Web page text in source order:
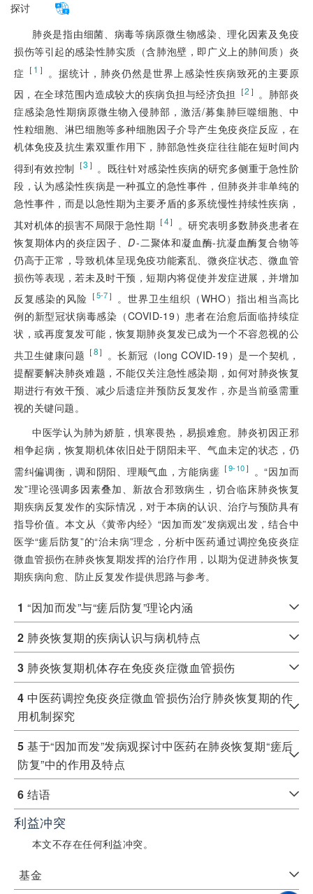
探讨
肺炎是指由细菌、病毒等病原微生物感染、理化因素及免疫
损伤等引起的感染性肺实质（含肺泡壁，即广义上的肺间质）炎
症 ［ 1 ］
。据统计，肺炎仍然是世界上感染性疾病致死的主要原
因，在全球范围内造成较大的疾病负担与经济负担
［2 ］ 。肺部炎
症感染急性期病原微生物入侵肺部，激活/募集肺巨噬细胞、中
性粒细胞、淋巴细胞等多种细胞因子介导产生免疫炎症反应，在
机体免疫及抗生素双重作用下，肺部急性炎症往往能在短时间内
得到有效控制 ［3 ］ 。既往针对感染性疾病的研究多侧重于急性阶
段，认为感染性疾病是一种孤立的急性事件，但肺炎并非单纯的
急性事件，而是以急性期为主要矛盾的多系统慢性持续性疾病，
其对机体的损害不局限于急性期 ［4］
。研究表明多数肺炎患者在
恢复期体内的炎症因子、 D-二聚体和凝 血酶-抗凝血酶复合物等
仍高于正常，导致机体呈现免疫功能紊乱、微炎症状态、微血管
损伤等表现，若未及时干预，短期内将促使并发症进展，并增加
反复感染的风险 ［5-7］ 。世界卫生组织（WHO）指出相当高比
例的新型冠状病毒感染（COVID-19）患者在治愈后面临持续症
状，或再度复发可能，恢复期肺炎复发已成为一个不容忽视的公
共卫生健康问题 ［8］
。长新冠（long COVID-19）是一个契机，
提醒要解决肺炎难题，不能仅关注急性感染期，如何对肺炎恢复
期进行有效干预、减少后遗症并预防反复发作，亦是当前亟需重
视的关键问题。
中医学认为肺为娇脏，惧寒畏热，易损难愈。肺炎初因正邪
相争起病，恢复期机体依旧处于阴阳未平、气血未定的状态，仍
需纠偏调衡，调和阴阳、理顺气血，方能病瘥 ［9-10］
。“因加而
发”理论强调多因素叠加、新故合邪致病生，切合临床肺炎恢复
期疾病反复发作的实际情况，对于本病的认识、治疗与预防具有
指导价值。本文从《黄帝内经》“因加而发”发病观出发，结合中
医学“瘥后防复”的“治未病”理念，分析中医药通过调控免疫炎症
微血管损伤在肺炎恢复期发挥的治疗作用，以期为促进肺炎恢复
期疾病向愈、防止反复发作提供思路与参考。
1“因加而发”与“瘥后防复”理论内涵
2 肺炎恢复期的疾病认识与病机特点
3 肺炎恢复期机体存在免疫炎症微血管损伤
4 中医药调控免疫炎症微血管损伤治疗肺炎恢复期的作
用机制探究
5基于“因加而发”发病观探讨中医药在肺炎恢复期“瘥后
防复”中的作用及特点
6结语
利益冲突
本文不存在任何利益冲突。
基金